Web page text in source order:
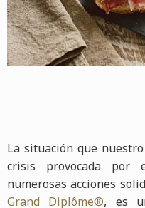
La situación que
crisis provocada por
numerosas acciones
Grand Diplôme®, es